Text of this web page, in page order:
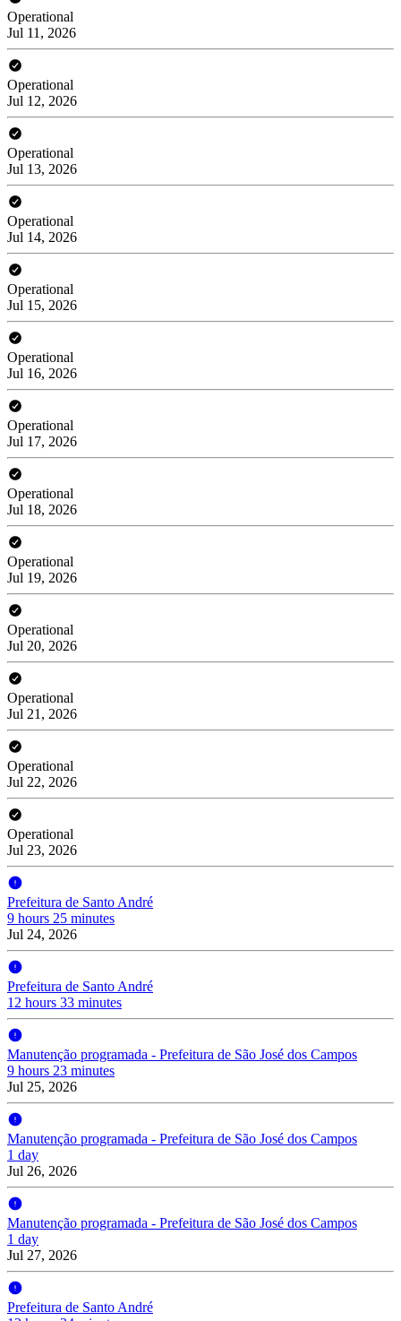
Operational
Jul 11, 2026
Operational
Jul 12, 2026
Operational
Jul 13, 2026
Operational
Jul 14, 2026
Operational
Jul 15, 2026
Operational
Jul 16, 2026
Operational
Jul 17, 2026
Operational
Jul 18, 2026
Operational
Jul 19, 2026
Operational
Jul 20, 2026
Operational
Jul 21, 2026
Operational
Jul 22, 2026
Operational
Jul 23, 2026
Prefeitura de Santo André
9 hours 25 minutes
Jul 24, 2026
Prefeitura de Santo André
12 hours 33 minutes
Manutenção programada - Prefeitura de São José dos Campos
9 hours 23 minutes
Jul 25, 2026
Manutenção programada - Prefeitura de São José dos Campos
1 day
Jul 26, 2026
Manutenção programada - Prefeitura de São José dos Campos
1 day
Jul 27, 2026
Prefeitura de Santo André